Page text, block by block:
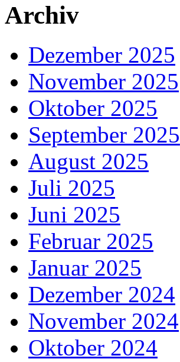
Archiv
Dezember 2025
November 2025
Oktober 2025
September 2025
August 2025
Juli 2025
Juni 2025
Februar 2025
Januar 2025
Dezember 2024
November 2024
Oktober 2024